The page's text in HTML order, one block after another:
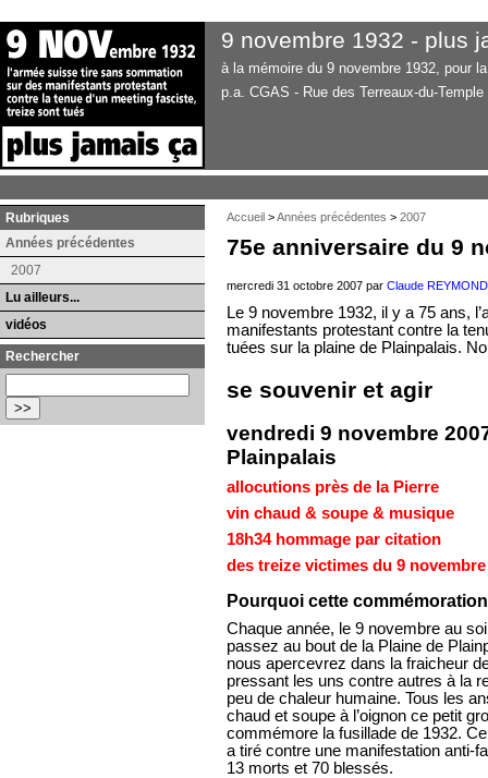
9 novembre 1932 - plus
à la mémoire du 9 novembre 1932, pour
p.a. CGAS - Rue des Terreaux-du-
Accueil >Années précédentes > 2007
75e anniversaire du 9
mercredi 31 octobre 2007 par Claude REYMOND
Le 9 novembre 1932, il y a 75 ans,
manifestants protestant contre la
tuées sur la plaine de Plainpalais.
se souvenir et agir
vendredi 9 novembre
Plainpalais
allocutions près de la Pierre
vin chaud & soupe & musique
18h34 hommage par citation
des treize victimes du 9 novembre
Pourquoi cette
Chaque année, le 9 novembre au
passez au bout de la Plaine de
nous apercevrez dans la fraicheur
pressant les uns contre autres à la
peu de chaleur humaine. Tous les
chaud et soupe à l’oignon ce petit
commémore la fusillade de 1932. Ce
a tiré contre une manifestation anti-
13 morts et 70 blessés.
Rubriques
Années précédentes
2007
Lu ailleurs...
vidéos
Rechercher